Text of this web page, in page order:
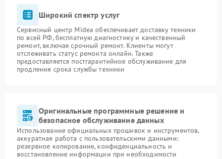
Широкий спектр услуг
Сервисный центр Midea обеспечивает доставку техники
по всей РФ, бесплатную диагностику и качественный
ремонт, включая срочный ремонт. Клиенты могут
отслеживать статус ремонта онлайн. Также
предоставляется постгарантийное обслуживание для
продления срока службы техники
Оригинальные программные решение и
безопасное обслуживание данных
Использование официальных прошивок и инструментов,
аккуратная работа с пользовательскими данными:
резервное копирование, конфиденциальность и
восстановление информации при необходимости